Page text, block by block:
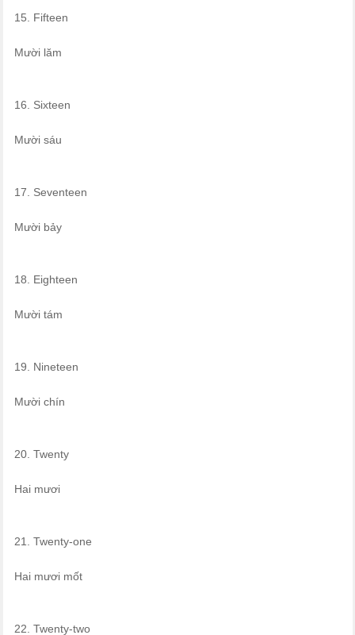
15. Fifteen
Mười lăm
16. Sixteen
Mười sáu
17. Seventeen
Mười bảy
18. Eighteen
Mười tám
19. Nineteen
Mười chín
20. Twenty
Hai mươi
21. Twenty-one
Hai mươi mốt
22. Twenty-two